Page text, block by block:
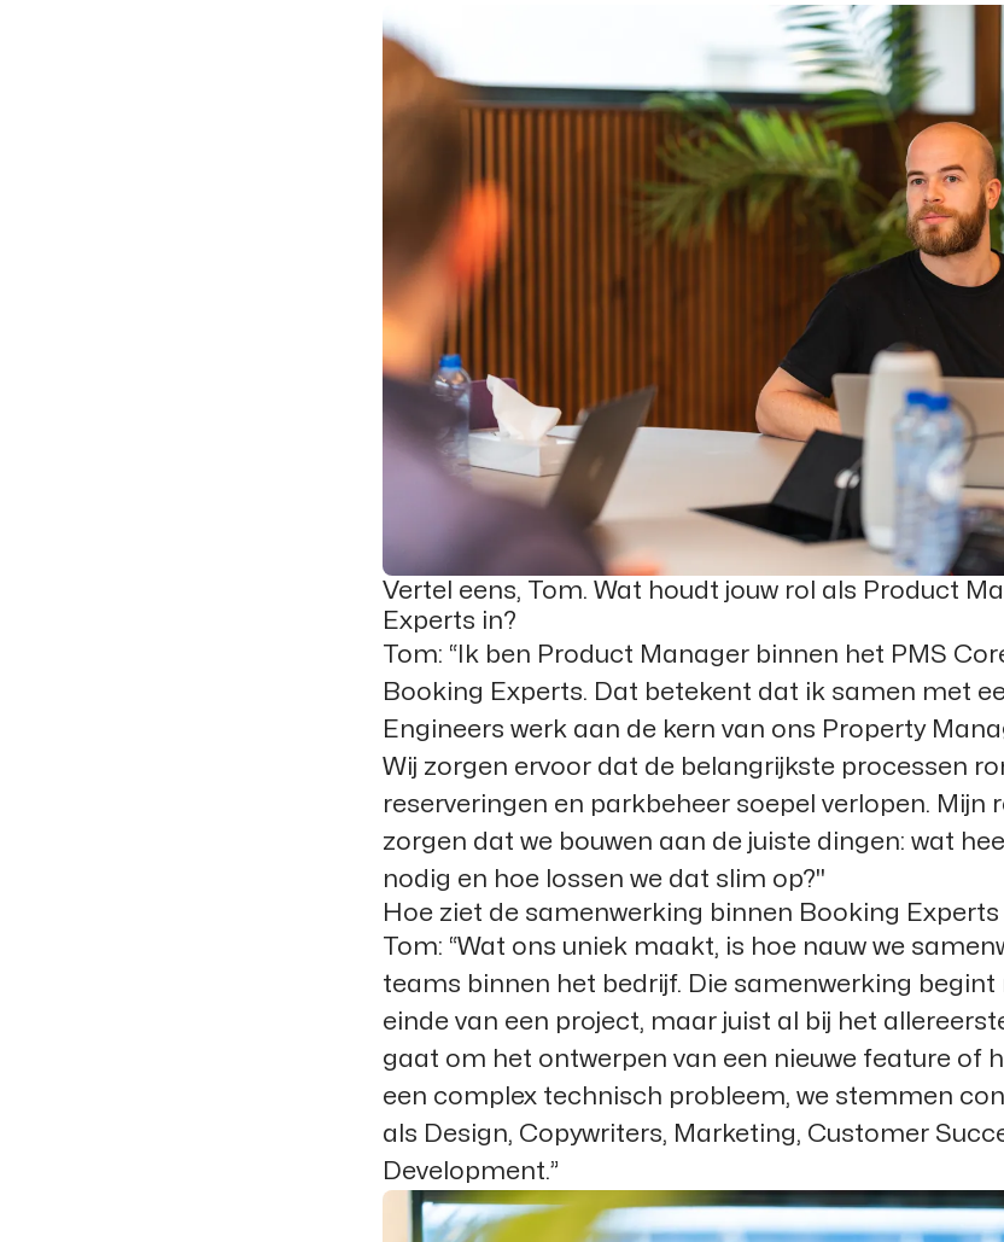
Vertel eens, Tom. Wat houdt jouw rol als Product
Experts in?
Tom: “Ik ben Product Manager binnen het PMS
Booking Experts. Dat betekent dat ik samen met
Engineers werk aan de kern van ons Property
Wij zorgen ervoor dat de belangrijkste processen
reserveringen en parkbeheer soepel verlopen. Mijn
zorgen dat we bouwen aan de juiste dingen: wat
nodig en hoe lossen we dat slim op?"
Hoe ziet de samenwerking binnen Booking Experts
Tom: “Wat ons uniek maakt, is hoe nauw we
teams binnen het bedrijf. Die samenwerking begint
einde van een project, maar juist al bij het
gaat om het ontwerpen van een nieuwe feature of
een complex technisch probleem, we stemmen
als Design, Copywriters, Marketing, Customer
Development.”